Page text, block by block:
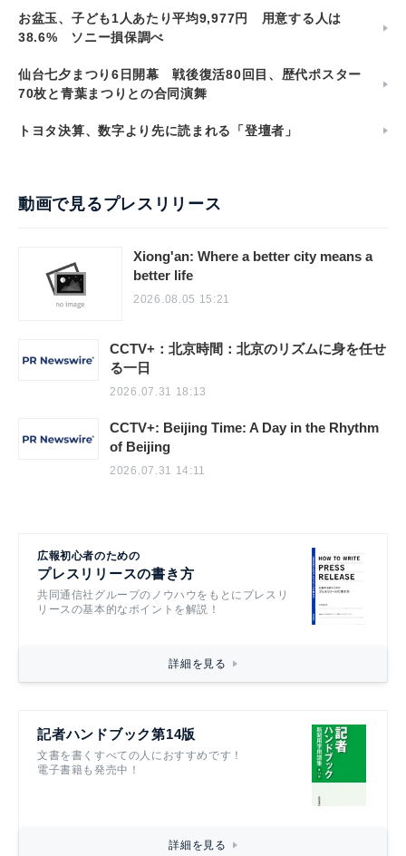
お盆玉、子ども1人あたり平均9,977円 用意する人は
38.6% ソニー損保調べ
仙台七夕まつり6日開幕 戦後復活80回目、歴代ポスター
70枚と青葉まつりとの合同演舞
トヨタ決算、数字より先に読まれる「登壇者」
動画で見るプレスリリース
Xiong'an: Where a better city means a
better life
2026.08.05 15:21
CCTV+：北京時間：北京のリズムに身を任せ
る一日
2026.07.31 18:13
CCTV+: Beijing Time: A Day in the Rhythm
of Beijing
2026.07.31 14:11
広報初心者のための
プレスリリースの書き方
共同通信社グループのノウハウをもとにプレスリ
リースの基本的なポイントを解説！
詳細を見る
記者ハンドブック第14版
文書を書くすべての人におすすめです！
電子書籍も発売中！
詳細を見る